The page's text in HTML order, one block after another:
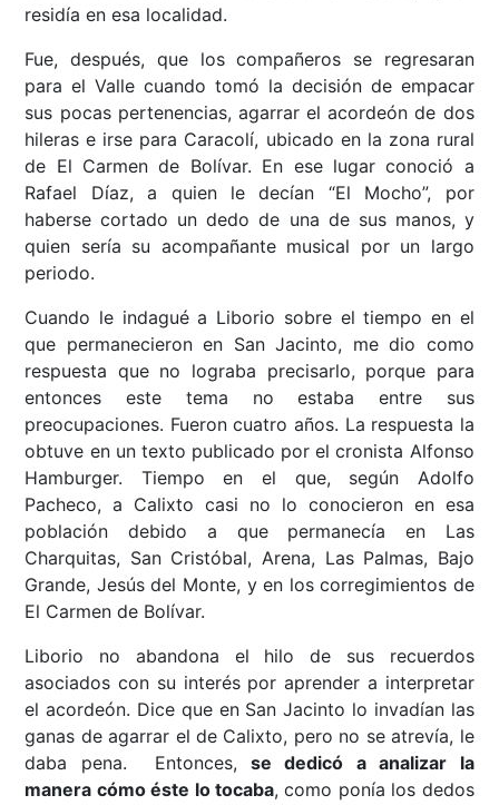
residía en esa localidad.
Fue, después, que los compañeros se regresaran
para el Valle cuando tomó la decisión de empacar
sus pocas pertenencias, agarrar el acordeón de dos
hileras e irse para Caracolí, ubicado en la zona rural
de El Carmen de Bolívar. En ese lugar conoció a
Rafael Díaz, a quien le decían “El Mocho”, por
haberse cortado un dedo de una de sus manos, y
quien sería su acompañante musical por un largo
periodo.
Cuando le indagué a Liborio sobre el tiempo en el
que permanecieron en San Jacinto, me dio como
respuesta que no lograba precisarlo, porque para
entonces este tema no estaba entre sus
preocupaciones. Fueron cuatro años. La respuesta la
obtuve en un texto publicado por el cronista Alfonso
Hamburger. Tiempo en el que, según Adolfo
Pacheco, a Calixto casi no lo conocieron en esa
población debido a que permanecía en Las
Charquitas, San Cristóbal, Arena, Las Palmas, Bajo
Grande, Jesús del Monte, y en los corregimientos de
El Carmen de Bolívar.
Liborio no abandona el hilo de sus recuerdos
asociados con su interés por aprender a interpretar
el acordeón. Dice que en San Jacinto lo invadían las
ganas de agarrar el de Calixto, pero no se atrevía, le
daba pena. Entonces, se dedicó a analizar la
manera cómo éste lo tocaba, como ponía los dedos